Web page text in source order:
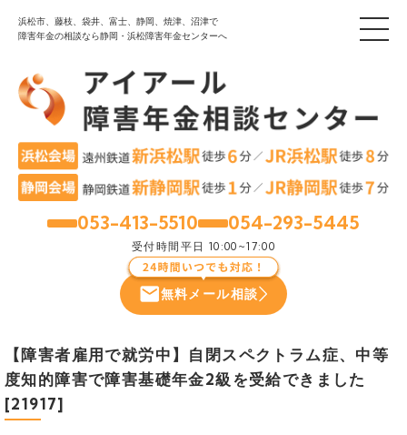
浜松市、藤枝、袋井、富士、静岡、焼津、沼津で
障害年金の相談なら静岡・浜松障害年金センターへ
053-413-5510 054-293-5445
受付時間 平日 10:00~17:00
無料メール相談
【障害者雇用で就労中】自閉スペクトラム症、中等
度知的障害で障害基礎年金2級を受給できました
[21917]